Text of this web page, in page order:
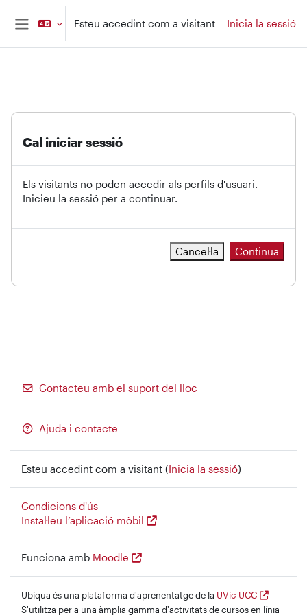
Ves al contingut principal
Esteu accedint com a visitant Inicia la sessió
Cal iniciar sessió
Els visitants no poden accedir als perfils d'usuari.
Inicieu la sessió per a continuar.
Cancel·la Continua
Contacteu amb el suport del lloc
Ajuda i contacte
Esteu accedint com a visitant (Inicia la sessió)
Condicions d'ús
Instal·leu l’aplicació mòbil
Funciona amb Moodle
Ubiqua és una plataforma d'aprenentatge de la UVic-UCC
S'utilitza per a una àmplia gamma d'activitats de cursos en línia